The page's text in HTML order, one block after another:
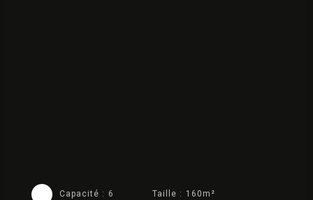
Capacité : 6 Taille : 160m²